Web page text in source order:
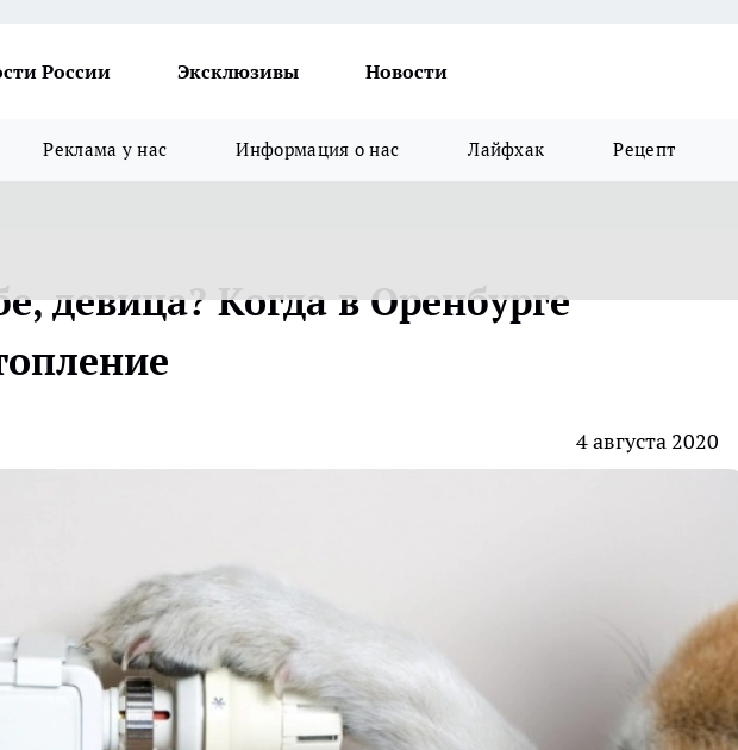
России Эксклюзивы Новости
Реклама у нас Информация о нас Лайфхак Рецепт
девица? Когда в Оренбурге
4 августа 2020